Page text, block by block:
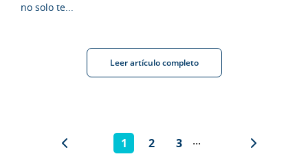
no solo te...
Leer artículo completo
1 2 3 ...